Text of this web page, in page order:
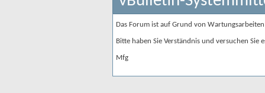
Das Forum ist auf Grund von
Bitte haben Sie Verständnis und versuchen Sie
Mfg